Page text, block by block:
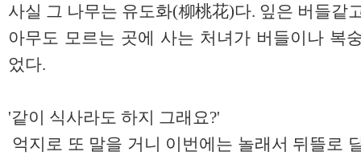
사실 그 나무는 유도화(柳桃花)다. 잎은 버들같
아무도 모르는 곳에 사는 처녀가 버들이나 복
었다.
'같이 식사라도 하지 그래요?'
억지로 또 말을 거니 이번에는 놀래서 뒤뜰로